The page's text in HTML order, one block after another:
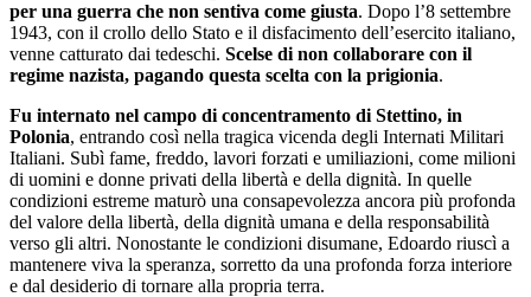
per una guerra che non sentiva come giusta. Dopo l’8 settembre
1943, con il crollo dello Stato e il disfacimento dell’esercito italiano,
venne catturato dai tedeschi. Scelse di non collaborare con il
regime nazista, pagando questa scelta con la prigionia.
Fu internato nel campo di concentramento di Stettino, in
Polonia, entrando così nella tragica vicenda degli Internati Militari
Italiani. Subì fame, freddo, lavori forzati e umiliazioni, come milioni
di uomini e donne privati della libertà e della dignità. In quelle
condizioni estreme maturò una consapevolezza ancora più profonda
del valore della libertà, della dignità umana e della responsabilità
verso gli altri. Nonostante le condizioni disumane, Edoardo riuscì a
mantenere viva la speranza, sorretto da una profonda forza interiore
e dal desiderio di tornare alla propria terra.